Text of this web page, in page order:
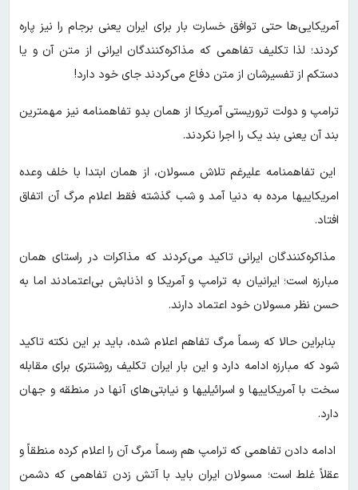
آمریکایی‌ها حتی توافق خسارت بار برای ایران یعنی برجام را نیز پاره
کردند؛ لذا تکلیف تفاهمی که مذاکره‌کنندگان ایرانی از متن آن و یا
دستکم از تفسیرشان از متن دفاع می‌کردند جای خود دارد!
ترامپ و دولت تروریستی آمریکا از همان بدو تفاهمنامه نیز مهمترین
بند آن یعنی بند یک را اجرا نکردند.
این تفاهمنامه علیرغم تلاش مسولان، از همان ابتدا با خلف وعده
امریکاییها مرده به دنیا آمد و شب گذشته فقط اعلام مرگ آن اتفاق
افتاد.
مذاکره‌کنندگان ایرانی تاکید می‌کردند که مذاکرات در راستای همان
مبارزه است؛ ایرانیان به ترامپ و آمریکا و اذنابش بی‌اعتمادند اما به
حسن نظر مسولان خود اعتماد دارند.
بنابراین حالا که رسماً مرگ تفاهم اعلام شده، باید بر این نکته تاکید
شود که مبارزه ادامه دارد و این بار ایران تکلیف روشنتری برای مقابله
سخت با آمریکاییها و اسرائیلیها و نیابتی‌های آنها در منطقه و جهان
دارد.
ادامه دادن تفاهمی که ترامپ هم رسماً مرگ آن را اعلام کرده منطقاً و
عقلاً غلط است؛ مسولان ایران باید با آتش زدن تفاهمی که دشمن